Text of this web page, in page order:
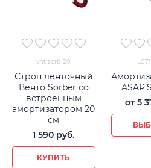
vnt sorb 20
Строп ленточный
Венто Sorber со
встроенным
амортизатором 20
см
1 590 руб.
КУПИТЬ
от 5